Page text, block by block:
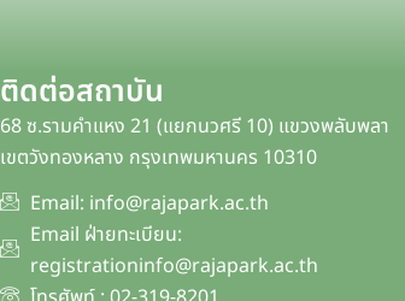
ติดต่อสถาบัน
68 ซ.รามคำแหง 21 (แยกนวศรี 10) แขวงพลับพลา
เขตวังทองหลาง กรุงเทพมหานคร 10310
Email: info@rajapark.ac.th
Email ฝ่ายทะเบียน:
registrationinfo@rajapark.ac.th